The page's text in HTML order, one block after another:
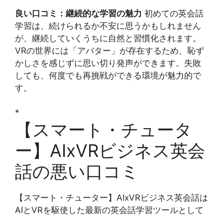
良い口コミ：継続的な学習の魅力 初めての英会話
学習は、続けられるか不安に思うかもしれません
が、継続していくうちに自然と習慣化されます。
VRの世界には「アバター」が存在するため、恥ず
かしさを感じずに思い切り発声ができます。失敗
しても、何度でも再挑戦ができる環境が魅力的で
す。
*
【スマート・チュータ
ー】AIxVRビジネス英会
話の悪い口コミ
【スマート・チューター】AIxVRビジネス英会話は
AIとVRを駆使した最新の英会話学習ツールとして